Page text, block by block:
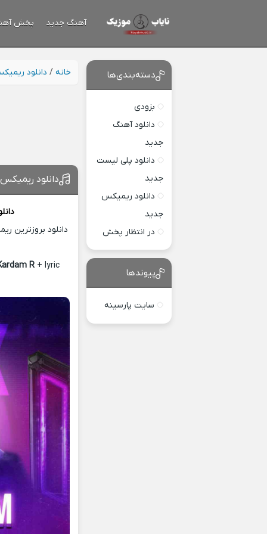
آهنگ جدید پخش
خانه / دانلود
دانلود
دانلود بروزترین
R + lyric
دسته‌بندی‌ها
بزودی
دانلود آهنگ
جدید
دانلود پلی لیست
جدید
دانلود ریمیکس
جدید
در انتظار پخش
پیوندها
سایت پارسینه